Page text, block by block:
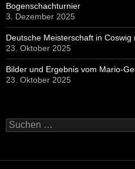
Bogenschachturnier
3. Dezember 2025
Deutsche Meisterschaft in Coswig
23. Oktober 2025
Bilder und Ergebnis vom Mario-
23. Oktober 2025
Suchen
nach: